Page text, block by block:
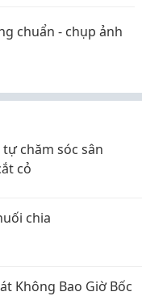
chuẩn - chụp ảnh
chăm sóc sân
cỏ
chia
Không Bao Giờ Bốc